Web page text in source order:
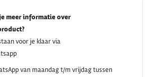
meer informatie over
voor je klaar via
van maandag t/m vrijdag tussen